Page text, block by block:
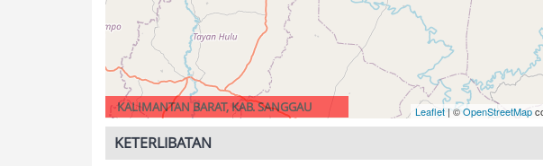
Leaflet | ©OpenStreetMap
KALIMANTAN BARAT, KAB. SANGGAU
KETERLIBATAN